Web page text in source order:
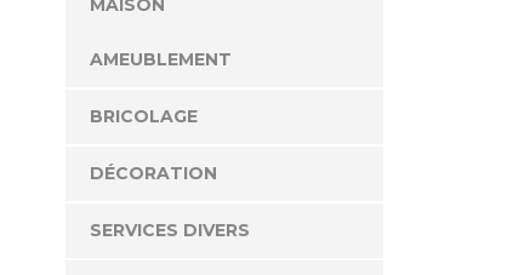
MAISON
AMEUBLEMENT
BRICOLAGE
DÉCORATION
SERVICES DIVERS